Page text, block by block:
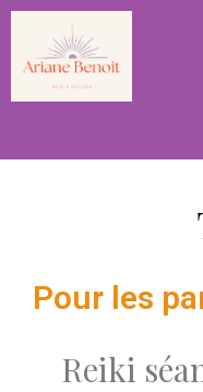
Pour les
Reiki